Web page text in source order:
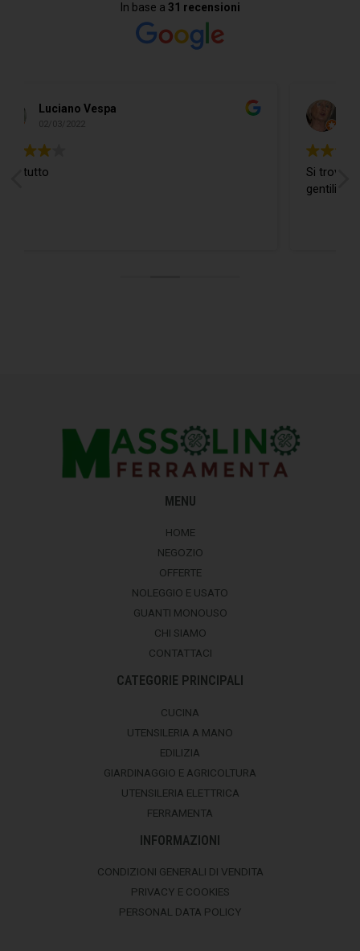
In base a 31 recensioni
Si trova ogni cosa ed in più il Ragazzo è
MENU
HOME
NEGOZIO
OFFERTE
NOLEGGIO E USATO
GUANTI MONOUSO
CHI SIAMO
CONTATTACI
CATEGORIE PRINCIPALI
CUCINA
UTENSILERIA A MANO
EDILIZIA
GIARDINAGGIO E AGRICOLTURA
UTENSILERIA ELETTRICA
FERRAMENTA
INFORMAZIONI
CONDIZIONI GENERALI DI VENDITA
PRIVACY E COOKIES
PERSONAL DATA POLICY